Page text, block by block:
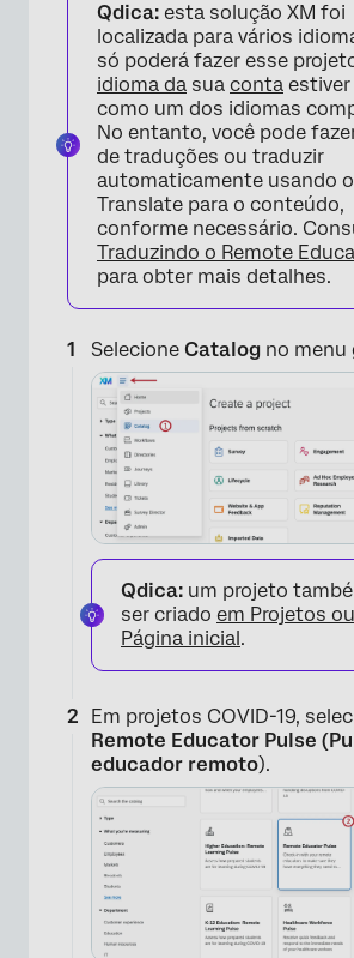
Qdica: esta solução XM foi
localizada para vários
só poderá fazer esse
idioma da sua conta
como um dos idiomas
No entanto, você pode
de traduções ou traduzir
automaticamente usando
Translate para o conteúdo,
conforme necessário.
Traduzindo o Remote
para obter mais detalhes.
Selecione Catalog no menu
Qdica: um projeto
ser criado em Projetos
Página inicial.
Em projetos COVID-19,
Remote Educator Pulse
educador remoto).